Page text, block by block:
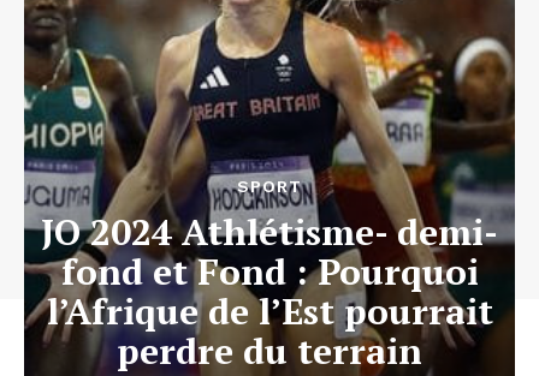
SPORT
JO 2024 Athlétisme- demi-
fond et Fond : Pourquoi
l’Afrique de l’Est pourrait
perdre du terrain